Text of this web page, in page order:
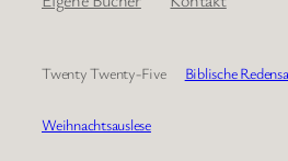
Twenty Twenty-Five Biblische
Weihnachtsauslese